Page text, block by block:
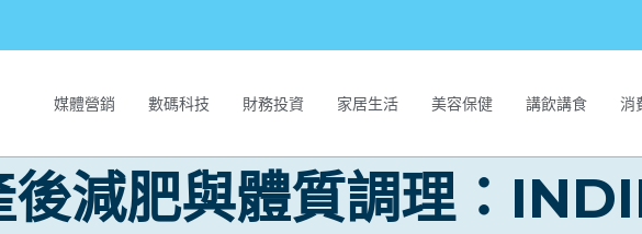
媒體營銷 數碼科技 財務投資 家居生活 美容保健 講飲講食 消
後減肥與體質調理：